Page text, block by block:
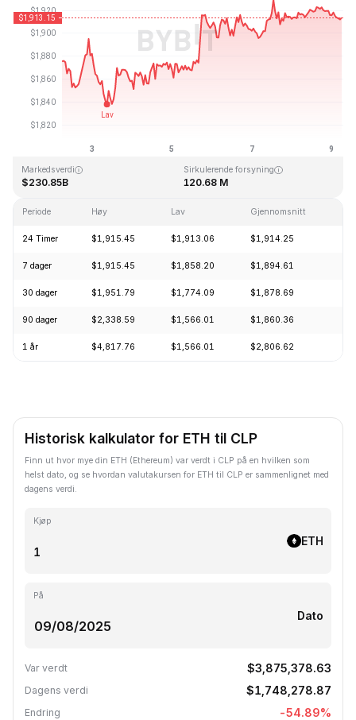
Sist oppdatert: 2026-08-09, 06:03 GMT+0
Markedsverdi
$230.85B
Sirkulerende forsyning
120.68 M
Periode Høy Lav Gjennomsnitt
24 Timer $1,915.45 $1,913.06 $1,914.25
7 dager $1,915.45 $1,858.20 $1,894.61
30 dager $1,951.79 $1,774.09 $1,878.69
90 dager $2,338.59 $1,566.01 $1,860.36
1 år $4,817.76 $1,566.01 $2,806.62
Historisk kalkulator for ETH til CLP
Finn ut hvor mye din ETH (Ethereum) var verdt i CLP på en hvilken som
helst dato, og se hvordan valutakursen for ETH til CLP er sammenlignet med
dagens verdi.
Kjøp
ETH
På
Dato
Var verdt $3,875,378.63
Dagens verdi $1,748,278.87
Endring -54.89%